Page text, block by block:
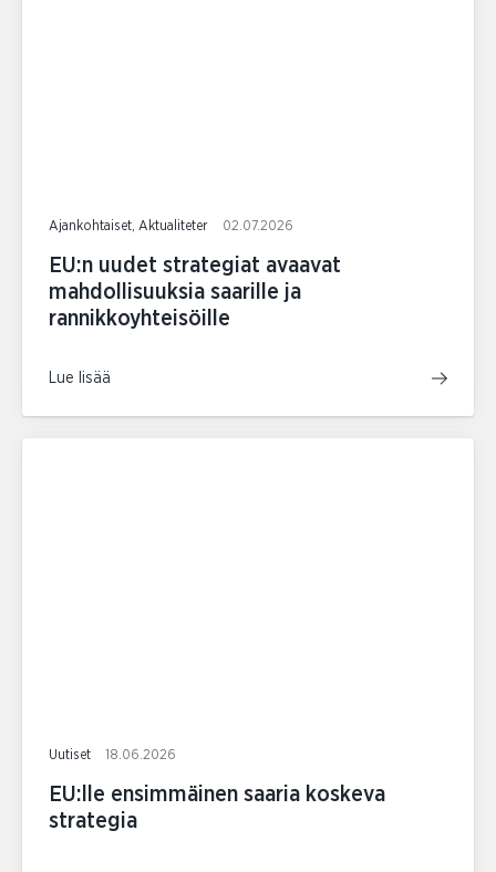
Ajankohtaiset, Aktualiteter 02.07.2026
EU:n uudet strategiat avaavat
mahdollisuuksia saarille ja
rannikkoyhteisöille
Lue lisää
Uutiset 18.06.2026
EU:lle ensimmäinen saaria koskeva
strategia